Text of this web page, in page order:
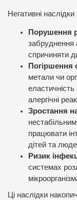
Негативні
Порушення
забруднення
спричиняти
Погіршення
метали чи
алергічні
Зростання
працювати
дітей та
Ризик
системах
Ці наслідки